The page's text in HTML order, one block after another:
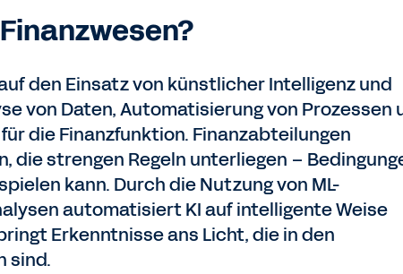
den Einsatz von künstlicher Intelligenz und
von Daten, Automatisierung von Prozessen
die Finanzfunktion. Finanzabteilungen
die strengen Regeln unterliegen –
kann. Durch die Nutzung von ML-
automatisiert KI auf intelligente Weise
Erkenntnisse ans Licht, die in den
sind.